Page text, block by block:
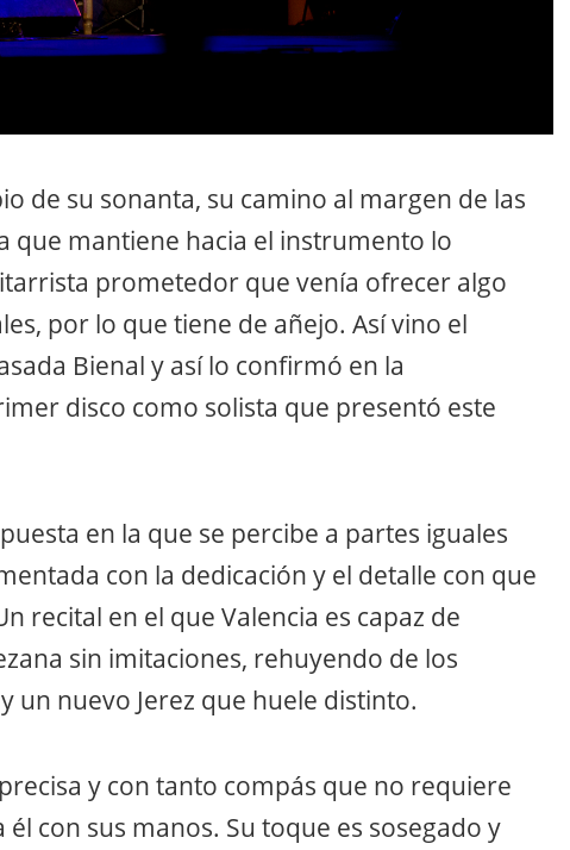
de su sonanta, su camino al margen de las
que mantiene hacia el instrumento lo
prometedor que venía ofrecer algo
por lo que tiene de añejo. Así vino el
Bienal y así lo confirmó en la
disco como solista que presentó este
en la que se percibe a partes iguales
con la dedicación y el detalle con que
recital en el que Valencia es capaz de
sin imitaciones, rehuyendo de los
un nuevo Jerez que huele distinto.
y con tanto compás que no requiere
con sus manos. Su toque es sosegado y